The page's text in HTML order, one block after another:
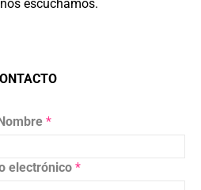
escuchamos.
*
electrónico *